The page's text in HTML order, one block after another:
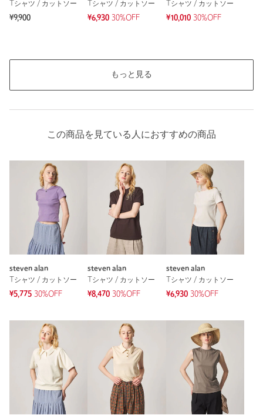
Tシャツ / カットソー
¥9,900
Tシャツ / カットソー
¥6,930 30%OFF
Tシャツ / カットソー
¥10,010 30%OFF
もっと見る
この商品を見ている人におすすめの商品
steven alan
Tシャツ / カットソー
¥5,775 30%OFF
steven alan
Tシャツ / カットソー
¥8,470 30%OFF
steven alan
Tシャツ / カットソー
¥6,930 30%OFF